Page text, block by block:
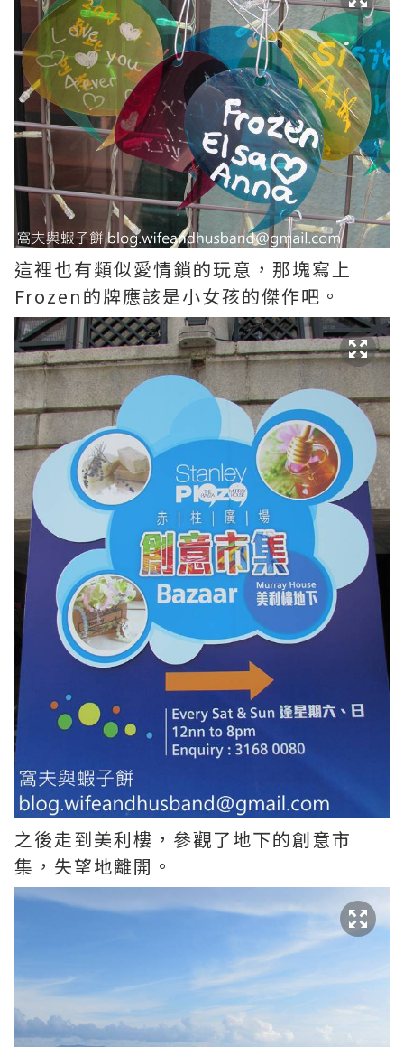
這裡也有類似愛情鎖的玩意，那塊寫上
Frozen的牌應該是小女孩的傑作吧。
之後走到美利樓，參觀了地下的創意市
集，失望地離開。